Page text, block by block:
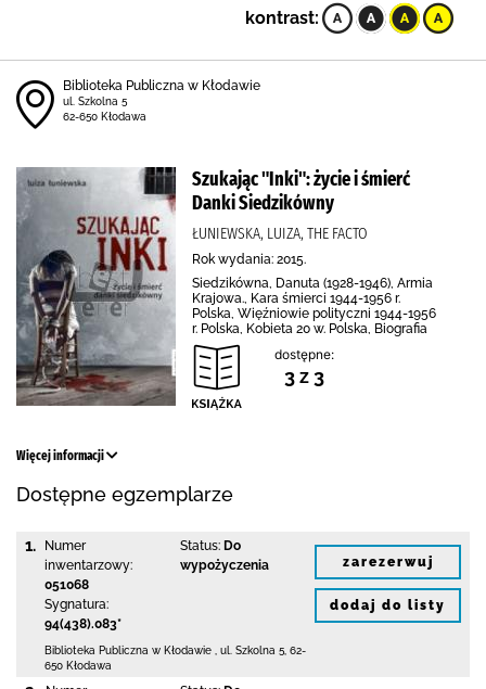
kontrast:
Biblioteka Publiczna w Kłodawie
ul. Szkolna 5
62-650 Kłodawa
Szukając "Inki": życie i śmierć
Danki Siedzikówny
ŁUNIEWSKA, LUIZA, THE FACTO
Rok wydania: 2015.
Siedzikówna, Danuta (1928-1946), Armia
Krajowa., Kara śmierci 1944-1956 r.
Polska, Więźniowie polityczni 1944-1956
r. Polska, Kobieta 20 w. Polska, Biografia
dostępne:
3 z 3
Więcej informacji
Dostępne egzemplarze
1.
Numer
inwentarzowy:
051068
Sygnatura:
94(438).083*
Status: Do
wypożyczenia
Biblioteka Publiczna w Kłodawie ul. Szkolna 5 62-
650 Kłodawa
zarezerwuj
dodaj do listy